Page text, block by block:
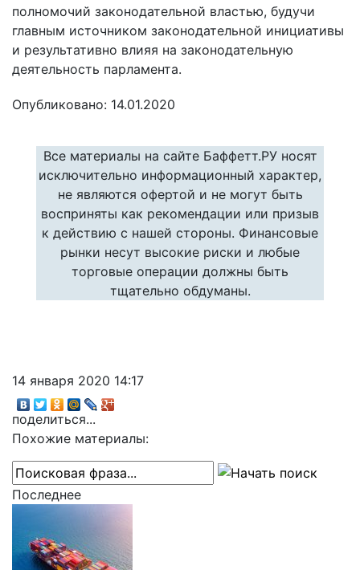
полномочий законодательной властью, будучи
главным источником законодательной инициативы
и результативно влияя на законодательную
деятельность парламента.
Опубликовано: 14.01.2020
Все материалы на сайте Баффетт.РУ носят
исключительно информационный характер,
не являются офертой и не могут быть
восприняты как рекомендации или призыв
к действию с нашей стороны. Финансовые
рынки несут высокие риски и любые
торговые операции должны быть
тщательно обдуманы.
14 января 2020 14:17
поделиться...
Похожие материалы:
Последнее